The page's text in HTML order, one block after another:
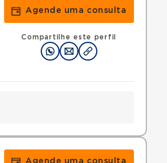
• RQE 148963 - Cardiologia
Agende uma consulta
Compartilhe este perfil
Agende uma consulta